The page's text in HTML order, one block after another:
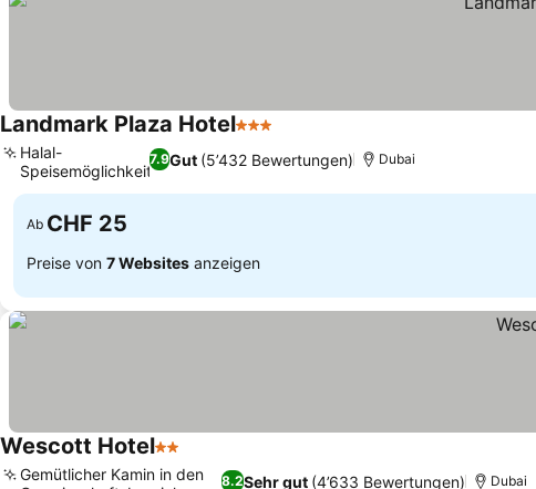
Landmark Plaza Hotel3 Sterne
7.9Gut (5’432 Bewertungen)
Halal-
Speisemöglichkeiten
Dubai
Ab CHF 25
Preise von 7 Websites anzeigen
Wescott Hotel2 Sterne
8.2Sehr gut (4’633 Bewertungen)
Gemütlicher Kamin in den
Dubai